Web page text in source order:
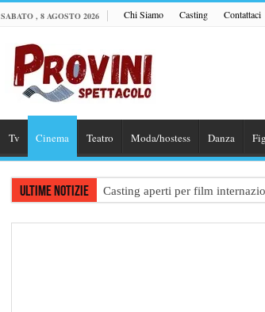
SABATO , 8 AGOSTO 2026 Chi Siamo Casting Contattaci
Tv Cinema Teatro Moda/hostess Danza
Ultime notizie Casting aperti per film
Casting per coppia: